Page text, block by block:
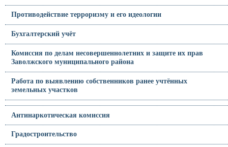
Противодействие терроризму и его идеологии
Бухгалтерский учёт
Комиссия по делам несовершеннолетних и защите их прав
Заволжского муниципального района
Работа по выявлению собственников ранее учтённых
земельных участков
Антинаркотическая комиссия
Градостроительство